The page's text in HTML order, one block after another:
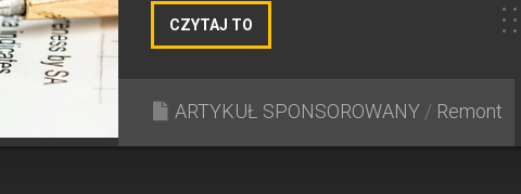
CZYTAJ TO
ARTYKUŁ SPONSOROWANY / Remont